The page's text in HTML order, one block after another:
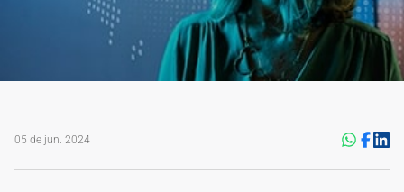
05 de jun. 2024